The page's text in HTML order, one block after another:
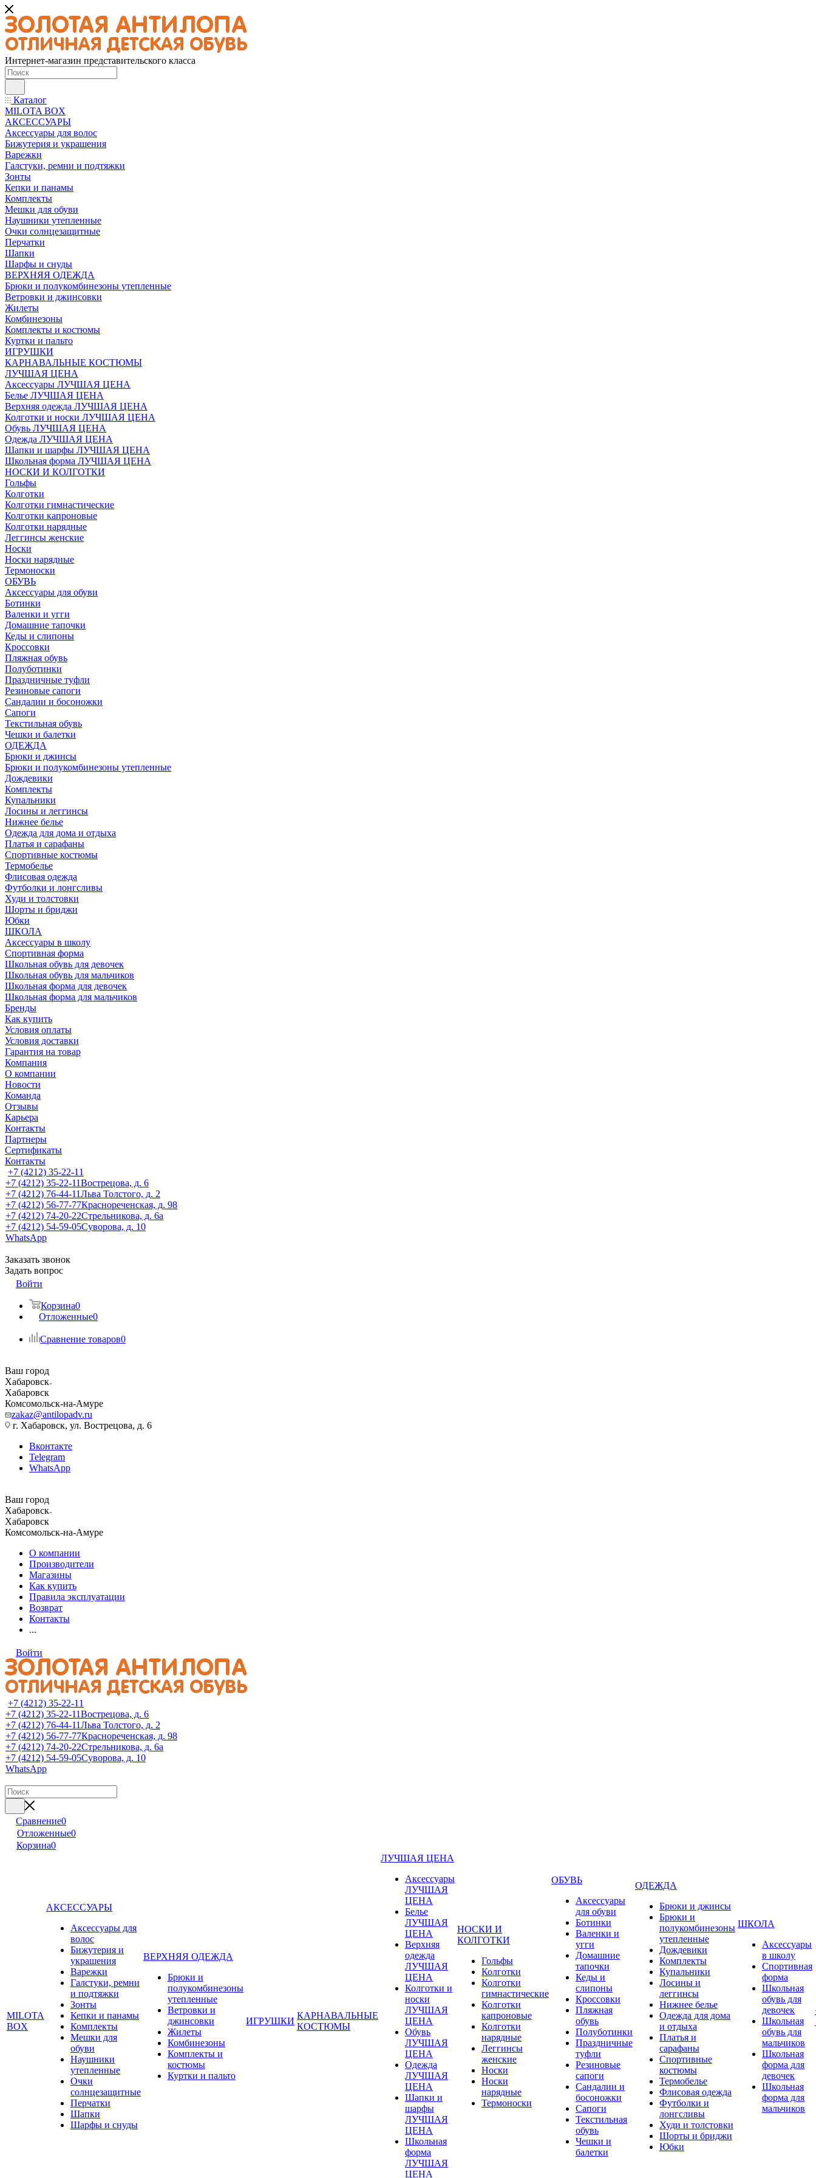
Интернет-магазин представительского класса
Каталог
MILOTA BOX
АКСЕССУАРЫ
Аксессуары для волос
Бижутерия и украшения
Варежки
Галстуки, ремни и подтяжки
Зонты
Кепки и панамы
Комплекты
Мешки для обуви
Наушники утепленные
Очки солнцезащитные
Перчатки
Шапки
Шарфы и снуды
ВЕРХНЯЯ ОДЕЖДА
Брюки и полукомбинезоны утепленные
Ветровки и джинсовки
Жилеты
Комбинезоны
Комплекты и костюмы
Куртки и пальто
ИГРУШКИ
КАРНАВАЛЬНЫЕ КОСТЮМЫ
ЛУЧШАЯ ЦЕНА
Аксессуары ЛУЧШАЯ ЦЕНА
Белье ЛУЧШАЯ ЦЕНА
Верхняя одежда ЛУЧШАЯ ЦЕНА
Колготки и носки ЛУЧШАЯ ЦЕНА
Обувь ЛУЧШАЯ ЦЕНА
Одежда ЛУЧШАЯ ЦЕНА
Шапки и шарфы ЛУЧШАЯ ЦЕНА
Школьная форма ЛУЧШАЯ ЦЕНА
НОСКИ И КОЛГОТКИ
Гольфы
Колготки
Колготки гимнастические
Колготки капроновые
Колготки нарядные
Леггинсы женские
Носки
Носки нарядные
Термоноски
ОБУВЬ
Аксессуары для обуви
Ботинки
Валенки и угги
Домашние тапочки
Кеды и слипоны
Кроссовки
Пляжная обувь
Полуботинки
Праздничные туфли
Резиновые сапоги
Сандалии и босоножки
Сапоги
Текстильная обувь
Чешки и балетки
ОДЕЖДА
Брюки и джинсы
Брюки и полукомбинезоны утепленные
Дождевики
Комплекты
Купальники
Лосины и леггинсы
Нижнее белье
Одежда для дома и отдыха
Платья и сарафаны
Спортивные костюмы
Термобелье
Флисовая одежда
Футболки и лонгсливы
Худи и толстовки
Шорты и бриджи
Юбки
ШКОЛА
Аксессуары в школу
Спортивная форма
Школьная обувь для девочек
Школьная обувь для мальчиков
Школьная форма для девочек
Школьная форма для мальчиков
Бренды
Как купить
Условия оплаты
Условия доставки
Гарантия на товар
Компания
О компании
Новости
Команда
Отзывы
Карьера
Контакты
Партнеры
Сертификаты
Контакты
+7 (4212) 35-22-11
+7 (4212) 35-22-11Вострецова, д. 6
+7 (4212) 76-44-11Льва Толстого, д. 2
+7 (4212) 56-77-77Краснореченская, д. 98
+7 (4212) 74-20-22Стрельникова, д. 6а
+7 (4212) 54-59-05Суворова, д. 10
WhatsApp
Заказать звонок
Задать вопрос
Войти
Корзина0
Отложенные0
Сравнение товаров0
Ваш город
Хабаровск
Хабаровск
Комсомольск-на-Амуре
zakaz@antilopadv.ru
г. Хабаровск, ул. Вострецова, д. 6
Вконтакте
Telegram
WhatsApp
Ваш город
Хабаровск
Хабаровск
Комсомольск-на-Амуре
О компании
Производители
Магазины
Как купить
Правила эксплуатации
Возврат
Контакты
...
Войти
+7 (4212) 35-22-11
+7 (4212) 35-22-11Вострецова, д. 6
+7 (4212) 76-44-11Льва Толстого, д. 2
+7 (4212) 56-77-77Краснореченская, д. 98
+7 (4212) 74-20-22Стрельникова, д. 6а
+7 (4212) 54-59-05Суворова, д. 10
WhatsApp
Сравнение0
Отложенные0
Корзина0
MILOTA
BOX
АКСЕССУАРЫ
Аксессуары для
волос
Бижутерия и
украшения
Варежки
Галстуки, ремни
и подтяжки
Зонты
Кепки и панамы
Комплекты
Мешки для
обуви
Наушники
утепленные
Очки
солнцезащитные
Перчатки
Шапки
Шарфы и снуды
ВЕРХНЯЯ ОДЕЖДА
Брюки и
полукомбинезоны
утепленные
Ветровки и
джинсовки
Жилеты
Комбинезоны
Комплекты и
костюмы
Куртки и пальто
ИГРУШКИ
КАРНАВАЛЬНЫЕ
КОСТЮМЫ
ЛУЧШАЯ ЦЕНА
Аксессуары
ЛУЧШАЯ
ЦЕНА
Белье
ЛУЧШАЯ
ЦЕНА
Верхняя
одежда
ЛУЧШАЯ
ЦЕНА
Колготки и
носки
ЛУЧШАЯ
ЦЕНА
Обувь
ЛУЧШАЯ
ЦЕНА
Одежда
ЛУЧШАЯ
ЦЕНА
Шапки и
шарфы
ЛУЧШАЯ
ЦЕНА
Школьная
форма
ЛУЧШАЯ
ЦЕНА
НОСКИ И
КОЛГОТКИ
Гольфы
Колготки
Колготки
гимнастические
Колготки
капроновые
Колготки
нарядные
Леггинсы
женские
Носки
Носки
нарядные
Термоноски
ОБУВЬ
Аксессуары
для обуви
Ботинки
Валенки и
угги
Домашние
тапочки
Кеды и
слипоны
Кроссовки
Пляжная
обувь
Полуботинки
Праздничные
туфли
Резиновые
сапоги
Сандалии и
босоножки
Сапоги
Текстильная
обувь
Чешки и
балетки
ОДЕЖДА
Брюки и джинсы
Брюки и
полукомбинезоны
утепленные
Дождевики
Комплекты
Купальники
Лосины и
леггинсы
Нижнее белье
Одежда для дома
и отдыха
Платья и
сарафаны
Спортивные
костюмы
Термобелье
Флисовая одежда
Футболки и
лонгсливы
Худи и толстовки
Шорты и бриджи
Юбки
ШКОЛА
Аксессуары
в школу
Спортивная
форма
Школьная
обувь для
девочек
Школьная
обувь для
мальчиков
Школьная
форма для
девочек
Школьная
форма для
мальчиков